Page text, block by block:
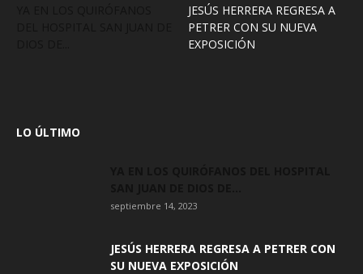
JESÚS HERRERA REGRESA A
PETRER CON SU NUEVA
EXPOSICIÓN
LO ÚLTIMO
septiembre 14, 2023
JESÚS HERRERA REGRESA A PETRER CON
SU NUEVA EXPOSICIÓN